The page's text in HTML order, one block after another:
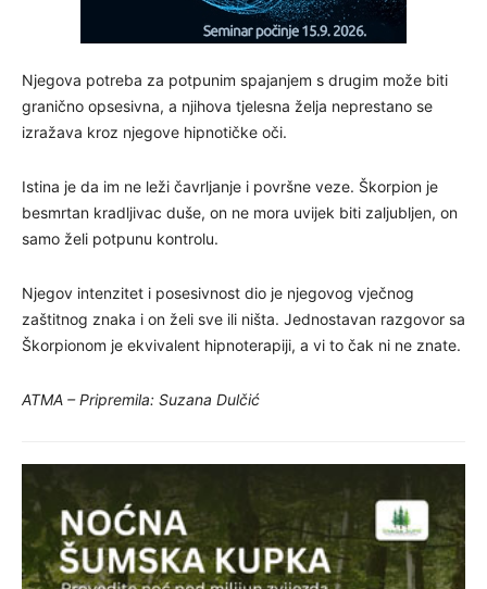
Njegova potreba za potpunim spajanjem s drugim može biti
granično opsesivna, a njihova tjelesna želja neprestano se
izražava kroz njegove hipnotičke oči.
Istina je da im ne leži čavrljanje i površne veze. Škorpion je
besmrtan kradljivac duše, on ne mora uvijek biti zaljubljen, on
samo želi potpunu kontrolu.
Njegov intenzitet i posesivnost dio je njegovog vječnog
zaštitnog znaka i on želi sve ili ništa. Jednostavan razgovor sa
Škorpionom je ekvivalent hipnoterapiji, a vi to čak ni ne znate.
ATMA – Pripremila: Suzana Dulčić